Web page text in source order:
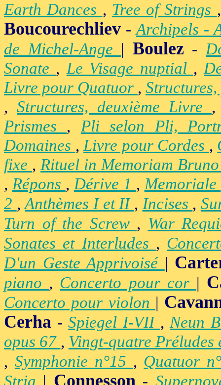
Earth Dances , Tree of Strings
Boucourechliev -Archipels -
de Michel-Ange | Boulez-
Sonate ,Le Visage nuptial ,
Livre pour Quatuor ,
, Structures, deuxième Livre
Prismes , Pli selon Pli,
Domaines ,Livre pour Cordes ,
fixe , Rituel in Memoriam
, Répons ,Dérive 1 ,Memoriale
2 ,Anthèmes I et II , Incises ,
Turn of the Screw , War
Sonates et Interludes ,
D'un Geste Apprivoisé |
piano , Concerto pour cor |
Concerto pour violon |
Cerha -Spiegel I-VII ,Neun
opus 67 , Vingt-quatre Préludes
, Symphonie n°15 , Quatuor
Stria | Connesson -